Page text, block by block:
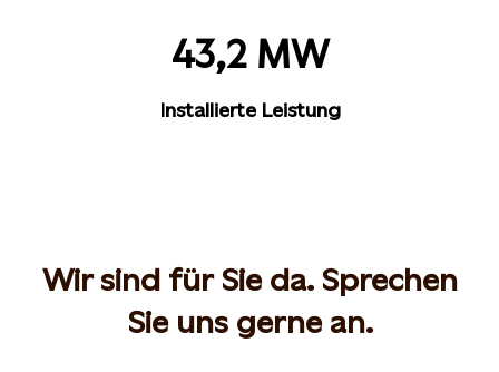
43,2 MW
Installierte Leistung
Wir sind für Sie da. Sprechen
Sie uns gerne an.